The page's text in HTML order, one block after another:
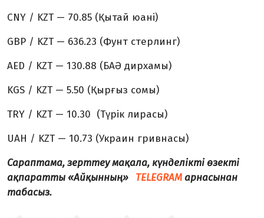
CNY / KZT — 70.85 (Қытай юані)
GBP / KZT — 636.23 (Фунт стерлинг)
AED / KZT — 130.88 (БАӘ дирхамы)
KGS / KZT — 5.50 (Қырғыз сомы)
TRY / KZT — 10.30 (Түрік лирасы)
UAH / KZT — 10.73 (Украин гривнаcы)
Сараптама, зерттеу мақала, күнделікті өзекті
ақпаратты «Айқынның»
TELEGRAMарнасынан
табасыз.